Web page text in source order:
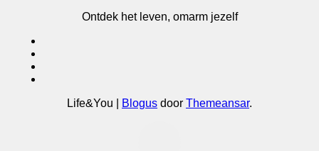
Ontdek het leven, omarm jezelf
Life&You Blogus door Themeansar.